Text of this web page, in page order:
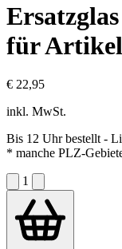
für Artikel
€ 22,95
inkl. MwSt.
Bis 12 Uhr bestellt -
* manche PLZ-
1